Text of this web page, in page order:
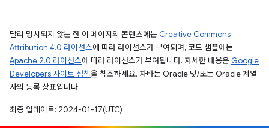
달리 명시되지 않는 한 이 페이지의 콘텐츠에는 Creative Commons
Attribution 4.0 라이선스에 따라 라이선스가 부여되며, 코드 샘플에는
Apache 2.0 라이선스에 따라 라이선스가 부여됩니다. 자세한 내용은 Google
Developers 사이트 정책을 참조하세요. 자바는 Oracle 및/또는 Oracle 계열
사의 등록 상표입니다.
최종 업데이트: 2024-01-17(UTC)